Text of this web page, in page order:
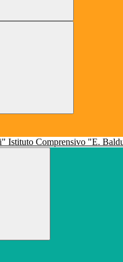
Istituto Comprensivo "E.